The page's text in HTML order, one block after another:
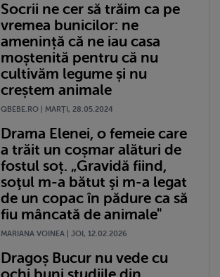
Socrii ne cer să trăim ca pe
vremea bunicilor: ne
amenință că ne iau casa
moștenită pentru că nu
cultivăm legume și nu
creștem animale
QBEBE.RO | MARŢI, 28.05.2024
Drama Elenei, o femeie care
a trăit un coșmar alături de
fostul soț. „Gravidă fiind,
soţul m-a bătut şi m-a legat
de un copac în pădure ca să
fiu mâncată de animale"
MARIANA VOINEA | JOI, 12.02.2026
Dragoș Bucur nu vede cu